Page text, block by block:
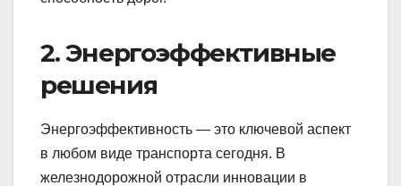
2. Энергоэффективные
решения
Энергоэффективность — это ключевой аспект
в любом виде транспорта сегодня. В
железнодорожной отрасли инновации в